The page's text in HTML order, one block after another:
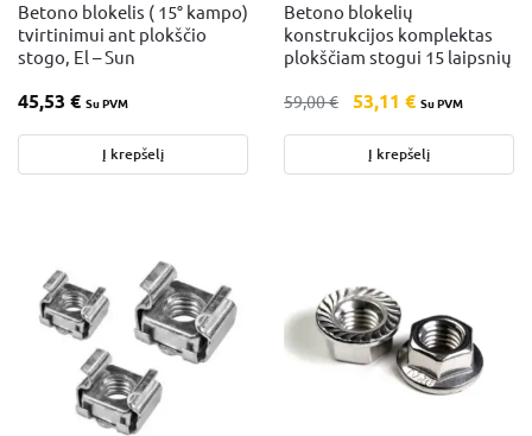
Betono blokelis ( 15° kampo)
tvirtinimui ant plokščio
stogo, El – Sun
45,53 € Su PVM
Į krepšelį
Betono blokelių
konstrukcijos komplektas
plokščiam stogui 15 laipsnių
59,00€ 53,11 € Su PVM
Į krepšelį